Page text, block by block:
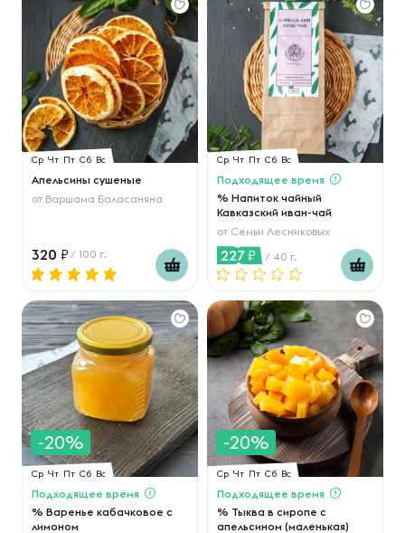
Ср Чт Пт Сб Вс
Апельсины сушеные
от Варшама Баласаняна
320 / 100 г.
Ср Чт Пт Сб Вс
Подходящее время
% Напиток чайный
Кавказский иван-чай
от Семьи Лесниковых
227 / 40 г.
-20%
Ср Чт Пт Сб Вс
Подходящее время
% Варенье кабачковое с
лимоном
-20%
Ср Чт Пт Сб Вс
Подходящее время
% Тыква в сиропе с
апельсином (маленькая)